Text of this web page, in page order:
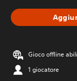
Gioco offline
1 giocatore